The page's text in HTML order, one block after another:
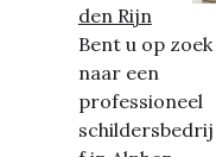
den Rijn
Bent u op zoek
naar een
professioneel
schildersbedrij